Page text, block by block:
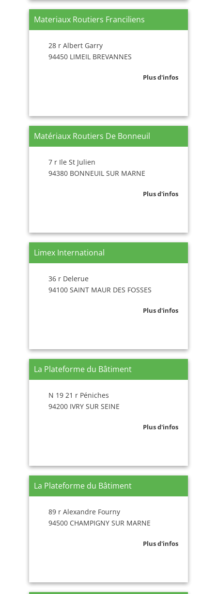
Materiaux Routiers Franciliens
28 r Albert Garry
94450 LIMEIL BREVANNES
Plus d'infos
Matériaux Routiers De Bonneuil
7 r Ile St Julien
94380 BONNEUIL SUR MARNE
Plus d'infos
Limex International
36 r Delerue
94100 SAINT MAUR DES FOSSES
Plus d'infos
La Plateforme du Bâtiment
N 19 21 r Péniches
94200 IVRY SUR SEINE
Plus d'infos
La Plateforme du Bâtiment
89 r Alexandre Fourny
94500 CHAMPIGNY SUR MARNE
Plus d'infos